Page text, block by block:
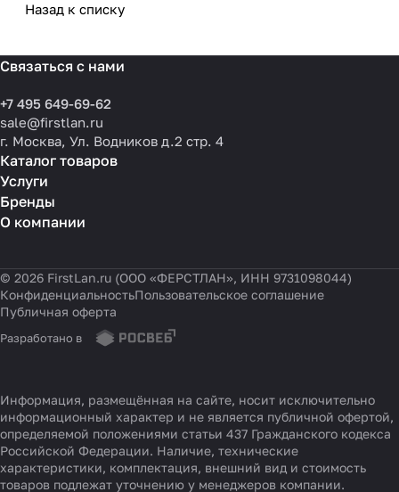
Назад к списку
Связаться с нами
+7 495 649-69-62
sale@firstlan.ru
г. Москва, Ул. Водников д.2 стр. 4
Каталог товаров
Услуги
Бренды
О компании
© 2026 FirstLan.ru (ООО «ФЕРСТЛАН», ИНН 9731098044)
КонфиденциальностьПользовательское соглашение
Публичная оферта
Разработано в
Информация, размещённая на сайте, носит исключительно
информационный характер и не является публичной офертой,
определяемой положениями статьи 437 Гражданского кодекса
Российской Федерации. Наличие, технические
характеристики, комплектация, внешний вид и стоимость
товаров подлежат уточнению у менеджеров компании.